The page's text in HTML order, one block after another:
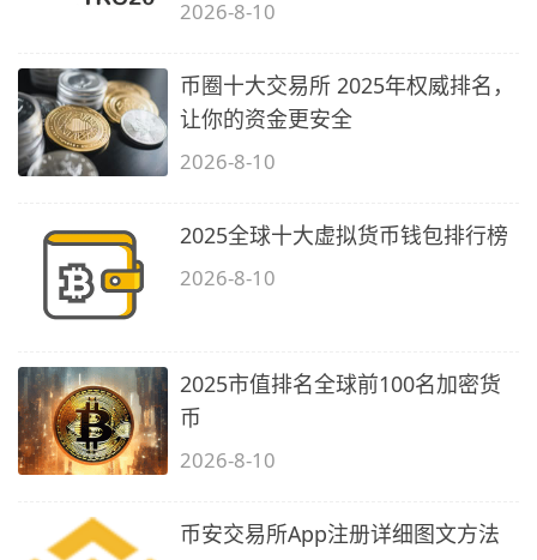
2026-8-10
币圈十大交易所 2025年权威排名，
让你的资金更安全
2026-8-10
2025全球十大虚拟货币钱包排行榜
2026-8-10
2025市值排名全球前100名加密货
币
2026-8-10
币安交易所App注册详细图文方法